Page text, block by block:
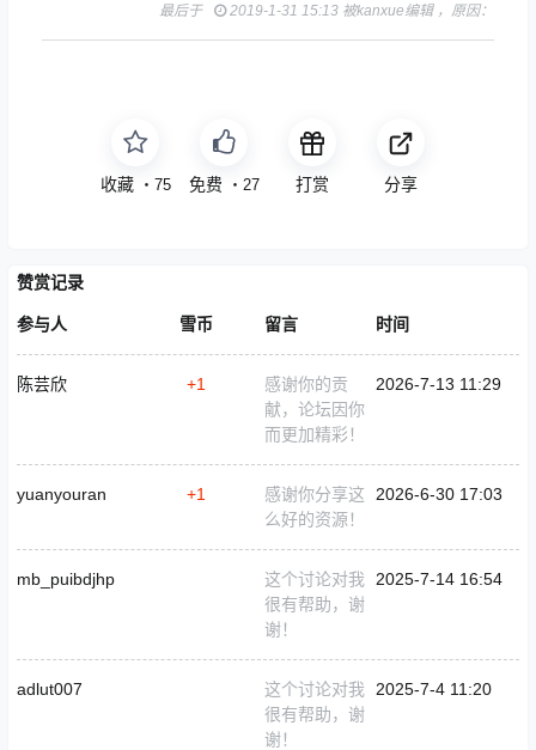
最后于 2019-1-31 15:13 被kanxue编辑 ，原因：
收藏 ・ 75 免费 ・ 27 打赏 分享
赞赏记录
参与人 雪币 留言 时间
陈芸欣 +1
感谢你的贡
献，论坛因你
而更加精彩！
2026-7-13 11:29
yuanyouran +1
感谢你分享这
么好的资源！
2026-6-30 17:03
mb_puibdjhp
这个讨论对我
很有帮助，谢
谢！
2025-7-14 16:54
adlut007
这个讨论对我
很有帮助，谢
谢！
2025-7-4 11:20